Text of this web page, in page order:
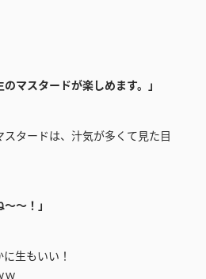
マスタードが楽しめます。」
タードは、汁気が多くて見た目
～！」
生もいい！
ｗ